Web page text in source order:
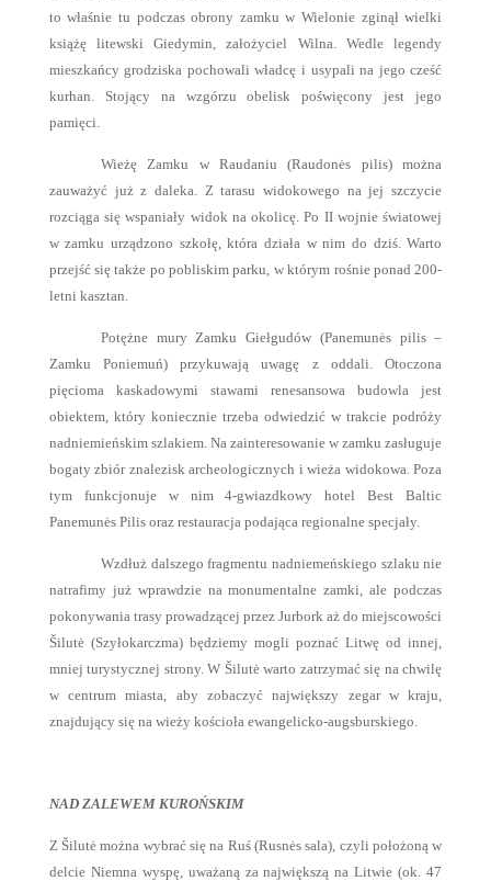
to właśnie tu podczas obrony zamku w Wielonie zginął wielki
książę litewski Giedymin, założyciel Wilna. Wedle legendy
mieszkańcy grodziska pochowali władcę i usypali na jego cześć
kurhan. Stojący na wzgórzu obelisk poświęcony jest jego
pamięci.
Wieżę Zamku w Raudaniu (Raudonės pilis) można
zauważyć już z daleka. Z tarasu widokowego na jej szczycie
rozciąga się wspaniały widok na okolicę. Po II wojnie światowej
w zamku urządzono szkołę, która działa w nim do dziś. Warto
przejść się także po pobliskim parku, w którym rośnie ponad 200-
letni kasztan.
Potężne mury Zamku Giełgudów (Panemunės pilis –
Zamku Poniemuń) przykuwają uwagę z oddali. Otoczona
pięcioma kaskadowymi stawami renesansowa budowla jest
obiektem, który koniecznie trzeba odwiedzić w trakcie podróży
nadniemieńskim szlakiem. Na zainteresowanie w zamku zasługuje
bogaty zbiór znalezisk archeologicznych i wieża widokowa. Poza
tym funkcjonuje w nim 4-gwiazdkowy hotel Best Baltic
Panemunės Pilis oraz restauracja podająca regionalne specjały.
Wzdłuż dalszego fragmentu nadniemeńskiego szlaku nie
natrafimy już wprawdzie na monumentalne zamki, ale podczas
pokonywania trasy prowadzącej przez Jurbork aż do miejscowości
Šilutė (Szyłokarczma) będziemy mogli poznać Litwę od innej,
mniej turystycznej strony. W Šilutė warto zatrzymać się na chwilę
w centrum miasta, aby zobaczyć największy zegar w kraju,
znajdujący się na wieży kościoła ewangelicko-augsburskiego.
NAD ZALEWEM KUROŃSKIM
Z Šilutė można wybrać się na Ruś (Rusnės sala), czyli położoną w
delcie Niemna wyspę, uważaną za największą na Litwie (ok. 47